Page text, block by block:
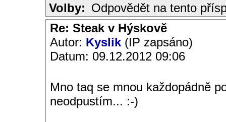
Volby: Odpovědět na tento
Re: Steak v Hýskově
Autor: Kyslik (IP zapsáno)
Datum: 09.12.2012 09:06
Mno taq se mnou každopádně
neodpustím... :-)